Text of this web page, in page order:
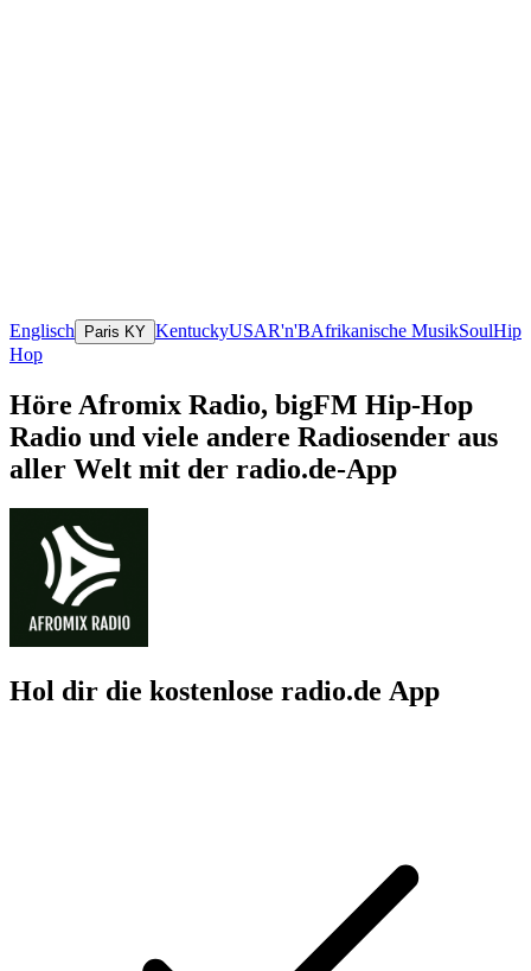
Englisch Paris KY KentuckyUSAR'n'BAfrikanische MusikSoulHip
Hop
Höre Afromix Radio, bigFM Hip-Hop
Radio und viele andere Radiosender aus
aller Welt mit der radio.de-App
Hol dir die kostenlose radio.de App